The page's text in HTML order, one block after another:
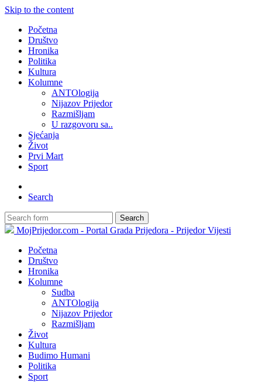
Skip to the content
Početna
Društvo
Hronika
Politika
Kultura
Kolumne
ANTOlogija
Nijazov Prijedor
Razmišljam
U razgovoru sa..
Sjećanja
Život
Prvi Mart
Sport
Search
Search
MojPrijedor.com - Portal Grada Prijedora - Prijedor Vijesti
Početna
Društvo
Hronika
Kolumne
Sudba
ANTOlogija
Nijazov Prijedor
Razmišljam
Život
Kultura
Budimo Humani
Politika
Sport